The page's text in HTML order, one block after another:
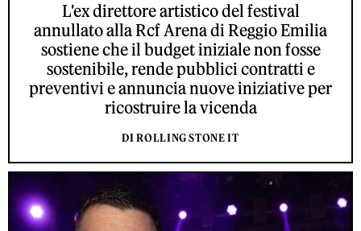
L'ex direttore artistico del festival
annullato alla Rcf Arena di Reggio Emilia
sostiene che il budget iniziale non fosse
sostenibile, rende pubblici contratti e
preventivi e annuncia nuove iniziative per
ricostruire la vicenda
DI ROLLING STONE IT